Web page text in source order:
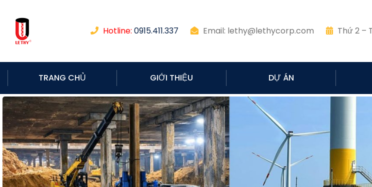
Hotline: 0915.411.337 Email: lethy@lethycorp.com Thứ 2 –
TRANG CHỦ GIỚI THIỆU DỰ ÁN